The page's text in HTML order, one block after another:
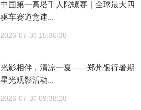
中国第一高塔千人陀螺赛｜全球最大四
驱车赛道竞速...
2026-07-30 15:36:38
光影相伴，清凉一夏——郑州银行暑期
星光观影活动...
2026-07-30 09:38:28